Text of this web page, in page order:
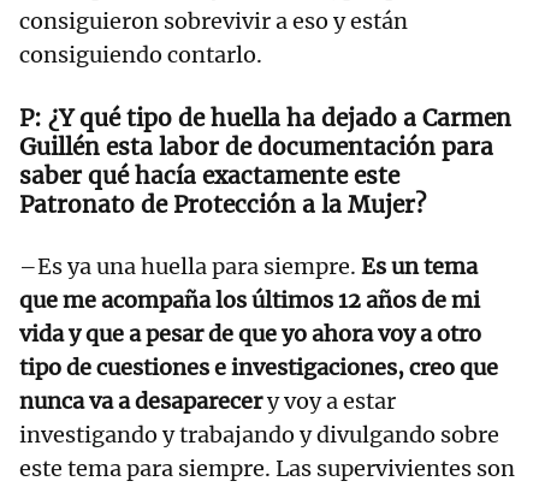
consiguieron sobrevivir a eso y están
consiguiendo contarlo.
¿Y qué tipo de huella ha dejado a Carmen
Guillén esta labor de documentación para
saber qué hacía exactamente este
Patronato de Protección a la Mujer?
–Es ya una huella para siempre. Es un tema
que me acompaña los últimos 12 años de mi
vida y que a pesar de que yo ahora voy a otro
tipo de cuestiones e investigaciones, creo que
nunca va a desaparecery voy a estar
investigando y trabajando y divulgando sobre
este tema para siempre. Las supervivientes son